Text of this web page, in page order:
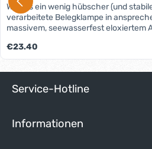
Wenn's ein wenig hübscher (und
verarbeitete Belegklampe in
massivem, seewasserfest eloxiertem
Regulärer Preis:
€23.40
Service-Hotline
Informationen